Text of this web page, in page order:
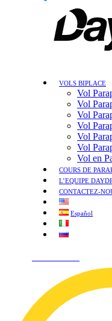
VOLS BIPLACE
Vol
Vol
Vol
Vol
Vol
Vol
Vol en
COURS DE
L’EQUIPE
CONTACTEZ-
Español